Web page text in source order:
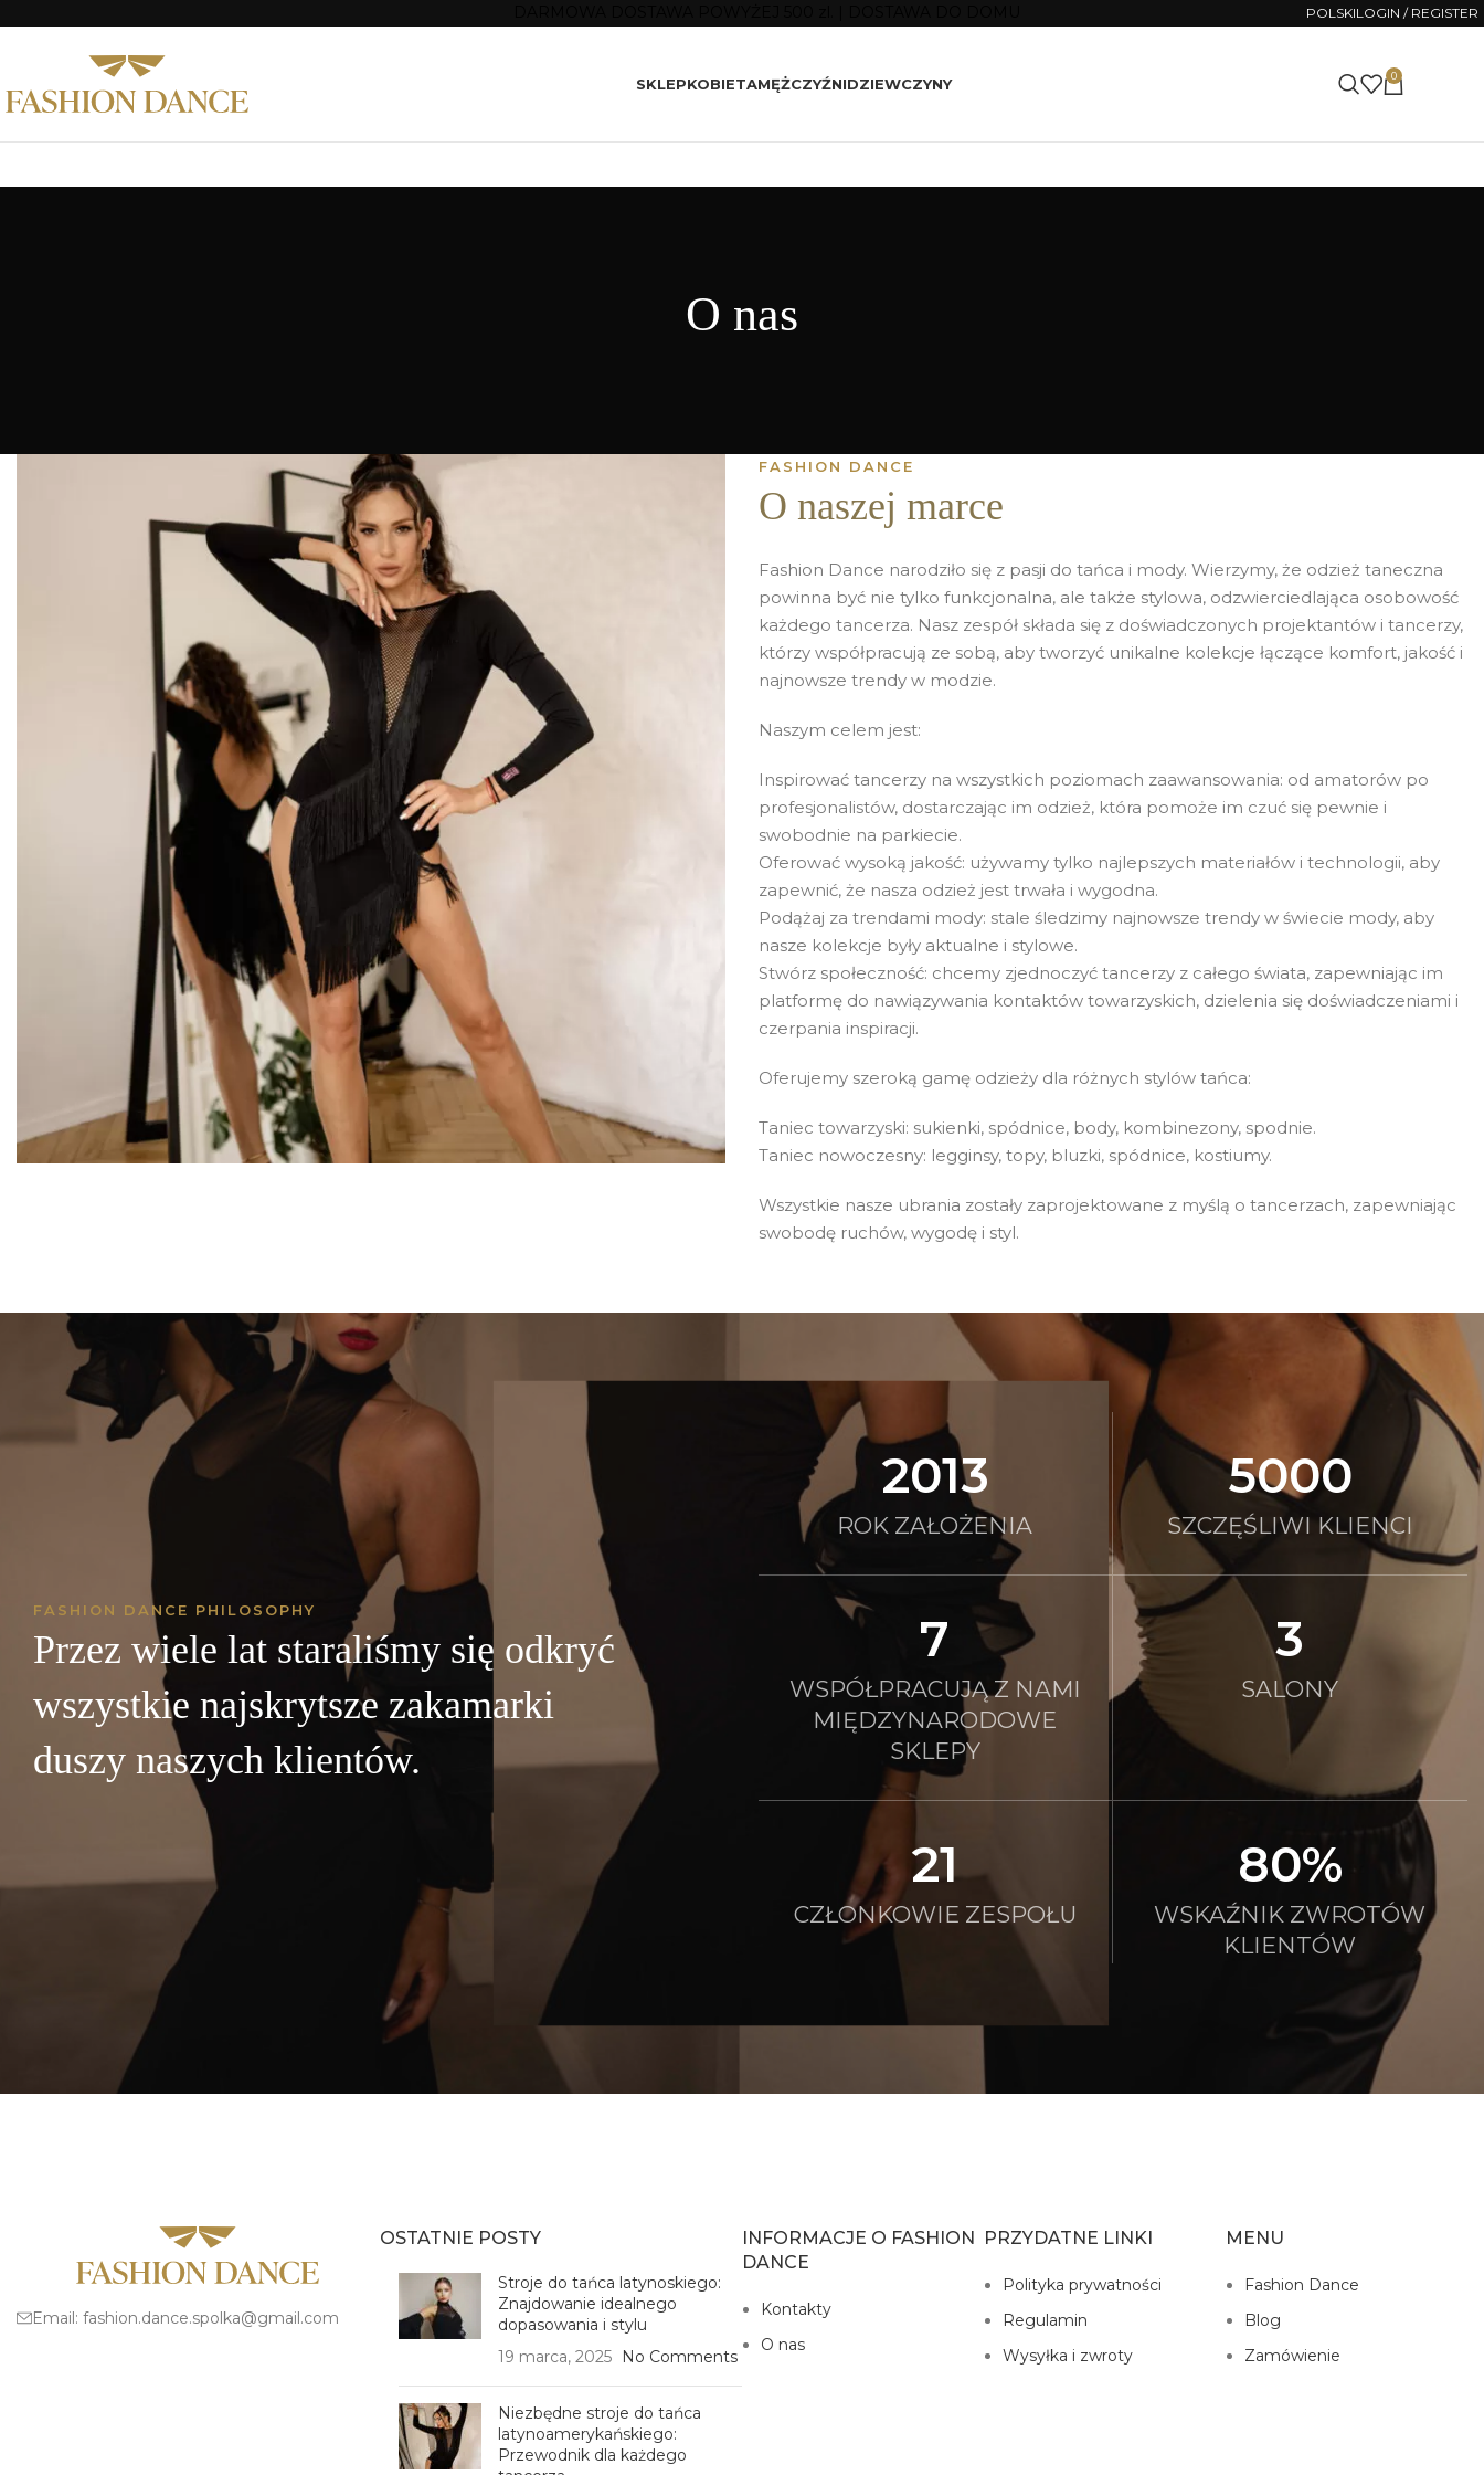
POLSKILOGIN / REGISTER
SKLEPKOBIETAMĘŻCZYŹNIDZIEWCZYNY 0
O nas
FASHION DANCE
O naszej marce
Fashion Dance narodziło się z pasji do tańca i mody. Wierzymy, że odzież taneczna
powinna być nie tylko funkcjonalna, ale także stylowa, odzwierciedlająca osobowość
każdego tancerza. Nasz zespół składa się z doświadczonych projektantów i tancerzy,
którzy współpracują ze sobą, aby tworzyć unikalne kolekcje łączące komfort, jakość i
najnowsze trendy w modzie.
Naszym celem jest:
Inspirować tancerzy na wszystkich poziomach zaawansowania: od amatorów po
profesjonalistów, dostarczając im odzież, która pomoże im czuć się pewnie i
swobodnie na parkiecie.
Oferować wysoką jakość: używamy tylko najlepszych materiałów i technologii, aby
zapewnić, że nasza odzież jest trwała i wygodna.
Podążaj za trendami mody: stale śledzimy najnowsze trendy w świecie mody, aby
nasze kolekcje były aktualne i stylowe.
Stwórz społeczność: chcemy zjednoczyć tancerzy z całego świata, zapewniając im
platformę do nawiązywania kontaktów towarzyskich, dzielenia się doświadczeniami i
czerpania inspiracji.
Oferujemy szeroką gamę odzieży dla różnych stylów tańca:
Taniec towarzyski: sukienki, spódnice, body, kombinezony, spodnie.
Taniec nowoczesny: legginsy, topy, bluzki, spódnice, kostiumy.
Wszystkie nasze ubrania zostały zaprojektowane z myślą o tancerzach, zapewniając
swobodę ruchów, wygodę i styl.
FASHION DANCE PHILOSOPHY
Przez wiele lat staraliśmy się odkryć
wszystkie najskrytsze zakamarki
duszy naszych klientów.
2013
ROK ZAŁOŻENIA
5000
SZCZĘŚLIWI KLIENCI
7
WSPÓŁPRACUJĄ Z NAMI
MIĘDZYNARODOWE
SKLEPY
3
SALONY
21
CZŁONKOWIE ZESPOŁU
80%
WSKAŹNIK ZWROTÓW
KLIENTÓW
Email: fashion.dance.spolka@gmail.com
OSTATNIE POSTY
Stroje do tańca latynoskiego:
Znajdowanie idealnego
dopasowania i stylu
19 marca, 2025
No Comments
Niezbędne stroje do tańca
latynoamerykańskiego:
Przewodnik dla każdego
INFORMACJE O FASHION
DANCE
Kontakty
O nas
PRZYDATNE LINKI
Polityka prywatności
Regulamin
Wysyłka i zwroty
MENU
Fashion Dance
Blog
Zamówienie